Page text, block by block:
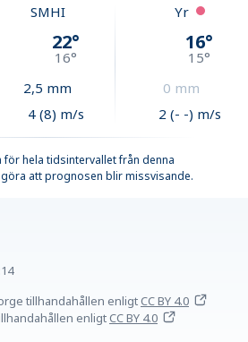
SMHI
22°
16°
2,5 mm
4 (8) m/s
Yr
16°
15°
0 mm
2 (- -) m/s
för hela tidsintervallet från denna
att prognosen blir missvisande.
tillhandahållen enligtCC BY 4.0
enligtCC BY 4.0